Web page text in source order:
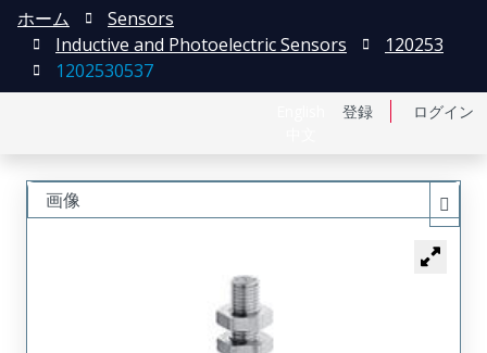
登録 ログイン
ホーム
Sensors
Inductive and Photoelectric Sensors
120253
1202530537
画像